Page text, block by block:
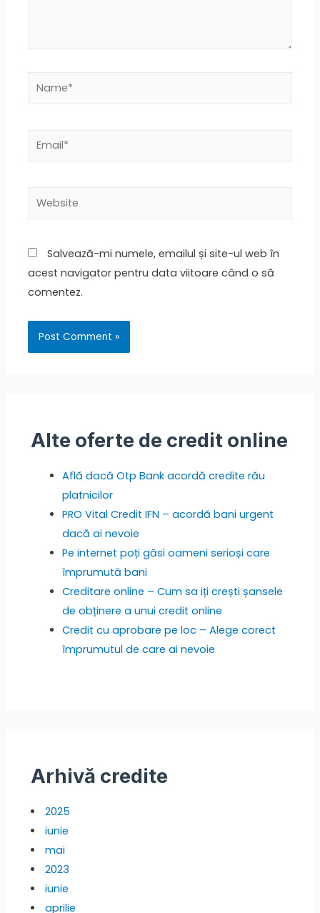
Salvează-mi numele, emailul și site-ul web în
acest navigator pentru data viitoare când o să
comentez.
Alte oferte de credit online
Află dacă Otp Bank acordă credite rău
platnicilor
PRO Vital Credit IFN – acordă bani urgent
dacă ai nevoie
Pe internet poți găsi oameni serioși care
împrumută bani
Creditare online – Cum sa iți crești șansele
de obținere a unui credit online
Credit cu aprobare pe loc – Alege corect
împrumutul de care ai nevoie
Arhivă credite
2025
iunie
mai
2023
iunie
aprilie